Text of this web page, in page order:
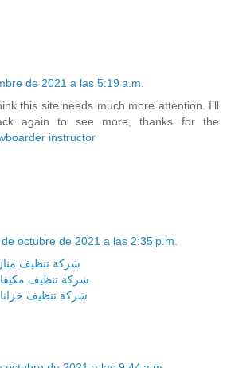
de 2021 a las 5:19 a.m.
this site needs much more attention. I’ll
again to see more, thanks for the
instructor
octubre de 2021 a las 2:35 p.m.
شركة تنظيف
شركة تنظيف
شركة تنظيف